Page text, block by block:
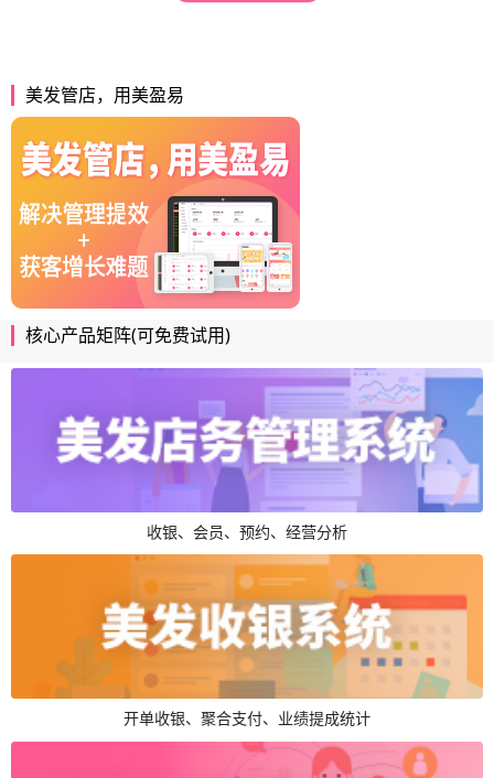
美发管店，用美盈易
核心产品矩阵(可免费试用)
收银、会员、预约、经营分析
开单收银、聚合支付、业绩提成统计